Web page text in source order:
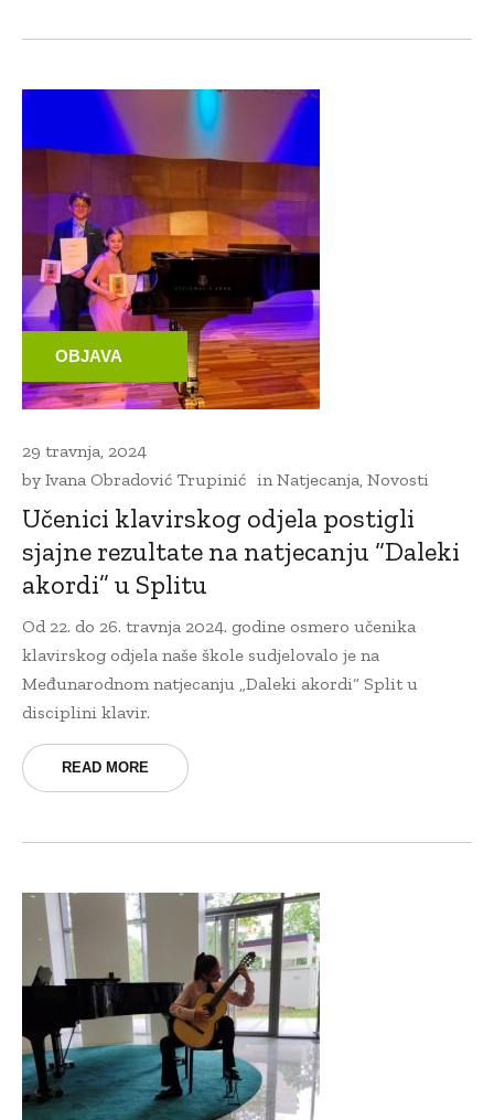
OBJAVA
29 travnja, 2024
by Ivana Obradović Trupinić in Natjecanja Novosti
Učenici klavirskog odjela postigli
sjajne rezultate na natjecanju “Daleki
akordi” u Splitu
Od 22. do 26. travnja 2024. godine osmero učenika
klavirskog odjela naše škole sudjelovalo je na
Međunarodnom natjecanju „Daleki akordi“ Split u
disciplini klavir.
READ MORE